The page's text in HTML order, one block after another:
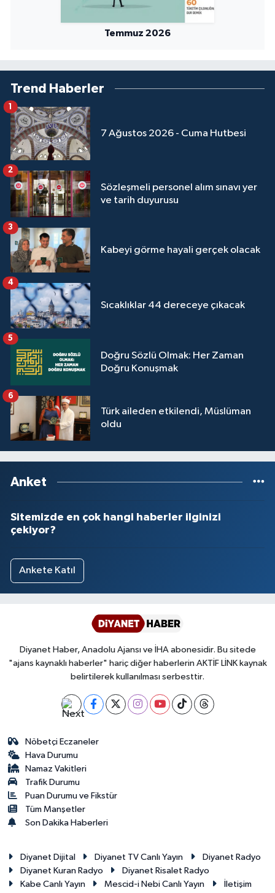
Temmuz 2026
Trend Haberler
7 Ağustos 2026 - Cuma Hutbesi
1
Sözleşmeli personel alım sınavı yer
ve tarih duyurusu
2
Kabeyi görme hayali gerçek olacak
3
Sıcaklıklar 44 dereceye çıkacak
4
Doğru Sözlü Olmak: Her Zaman
Doğru Konuşmak
5
Türk aileden etkilendi, Müslüman
oldu
6
Anket
Sitemizde en çok hangi haberler ilginizi
çekiyor?
Ankete Katıl
Diyanet Haber, Anadolu Ajansı ve İHA abonesidir. Bu sitede
"ajans kaynaklı haberler" hariç diğer haberlerin AKTİF LİNK kaynak
belirtilerek kullanılması serbesttir.
Nöbetçi Eczaneler
Hava Durumu
Namaz Vakitleri
Trafik Durumu
Puan Durumu ve Fikstür
Tüm Manşetler
Son Dakika Haberleri
Diyanet Dijital Diyanet TV Canlı Yayın
Diyanet Radyo
Diyanet Kuran Radyo
Diyanet Risalet Radyo
Kabe Canlı Yayın
Mescid-i Nebi Canlı Yayın İletişim
Şanlıurfa Müftülüğü
Şırnak Müftülüğü
Tekirdağ Müftülüğü
Tokat Müftülüğü
Trabzon Müftülüğü
Tunceli Müftülüğü
Uşak Müftülüğü
Van Müftülüğü
Yalova Müftülüğü
Yozgat Müftülüğü
Zonguldak Müftülüğü